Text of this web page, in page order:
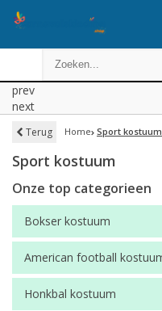
prev
next
Terug Home Sport kostuum
Sport kostuum
Onze top categorieen
Bokser kostuum
Honkbal kostuum